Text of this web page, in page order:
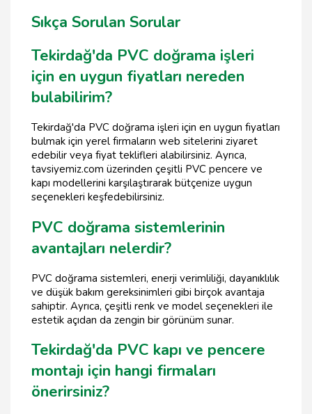
Sıkça Sorulan Sorular
Tekirdağ'da PVC doğrama işleri
için en uygun fiyatları nereden
bulabilirim?
Tekirdağ'da PVC doğrama işleri için en uygun fiyatları
bulmak için yerel firmaların web sitelerini ziyaret
edebilir veya fiyat teklifleri alabilirsiniz. Ayrıca,
tavsiyemiz.com üzerinden çeşitli PVC pencere ve
kapı modellerini karşılaştırarak bütçenize uygun
seçenekleri keşfedebilirsiniz.
PVC doğrama sistemlerinin
avantajları nelerdir?
PVC doğrama sistemleri, enerji verimliliği, dayanıklılık
ve düşük bakım gereksinimleri gibi birçok avantaja
sahiptir. Ayrıca, çeşitli renk ve model seçenekleri ile
estetik açıdan da zengin bir görünüm sunar.
Tekirdağ'da PVC kapı ve pencere
montajı için hangi firmaları
önerirsiniz?